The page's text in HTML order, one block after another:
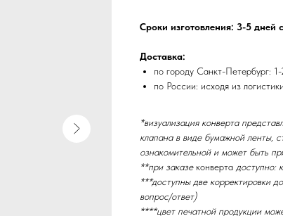
Сроки изготовления: 3-5 дней
Доставка:
по городу Санкт-Петербург:
по России: исходя из
*визуализация конверта
клапана в виде бумажной ленты,
ознакомительной и может быть
**при заказеконверта доступно:
***доступны две корректировки
вопрос/ответ)
****цвет печатной продукции